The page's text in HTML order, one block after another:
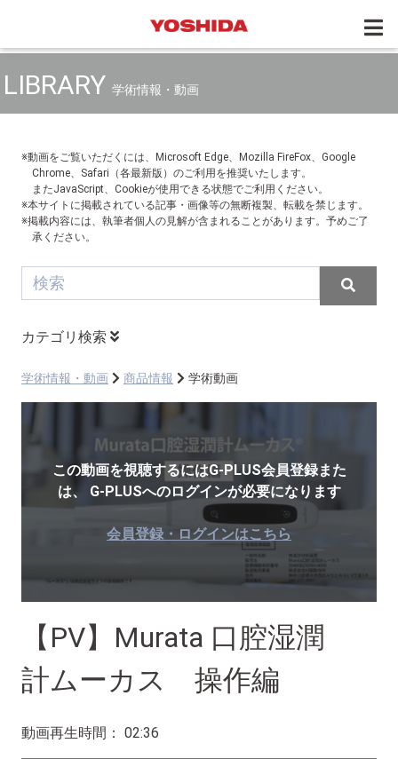
LIBRARY 学術情報・動画
※動画をご覧いただくには、Microsoft Edge、Mozilla FireFox、Google
Chrome、Safari（各最新版）のご利用を推奨いたします。
またJavaScript、Cookieが使用できる状態でご利用ください。
※本サイトに掲載されている記事・画像等の無断複製、転載を禁じます。
※掲載内容には、執筆者個人の見解が含まれることがあります。予めご了
承ください。
カテゴリ検索
学術情報・動画 商品情報 学術動画
この動画を視聴するにはG-PLUS会員登録また
は、
G-PLUSへのログインが必要になります
会員登録・ログインはこちら
【PV】Murata 口腔湿潤
計ムーカス 操作編
動画再生時間： 02:36